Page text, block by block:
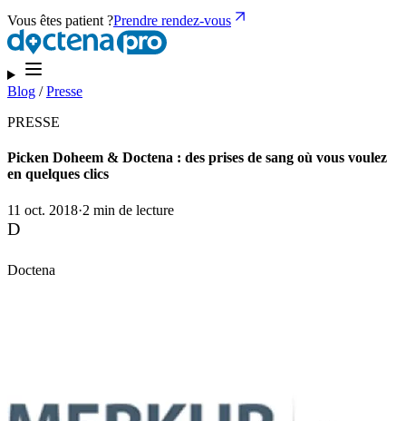
Vous êtes patient ?Prendre rendez-vous
Blog /Presse
PRESSE
Picken Doheem & Doctena : des prises de sang où vous voulez
en quelques clics
11 oct. 2018·2 min de lecture
D
Doctena